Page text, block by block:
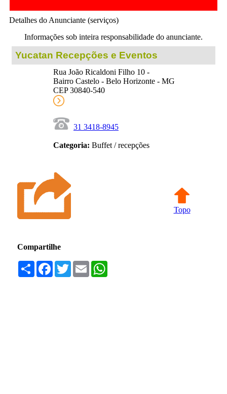
Detalhes do Anunciante (serviços)
Informações sob inteira responsabilidade do anunciante.
Yucatan Recepções e Eventos
Rua João Ricaldoni Filho 10 -
Bairro Castelo - Belo Horizonte - MG
CEP 30840-540
31 3418-8945
Categoria: Buffet / recepções
Topo
Compartilhe
Compartilhar
Facebook
TwitterEmail